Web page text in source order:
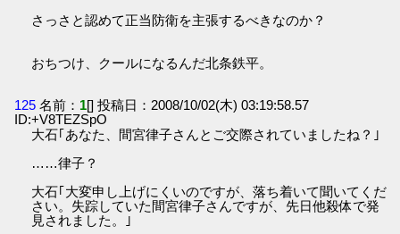
さっさと認めて正当防衛を主張するべきなのか？
おちつけ、クールになるんだ北条鉄平。
125 名前： 1[] 投稿日：2008/10/02(木) 03:19:58.57
ID:+V8TEZSpO
大石｢あなた、間宮律子さんとご交際されていましたね？｣
……律子？
大石｢大変申し上げにくいのですが、落ち着いて聞いてくだ
さい。失踪していた間宮律子さんですが、先日他殺体で発
見されました。｣